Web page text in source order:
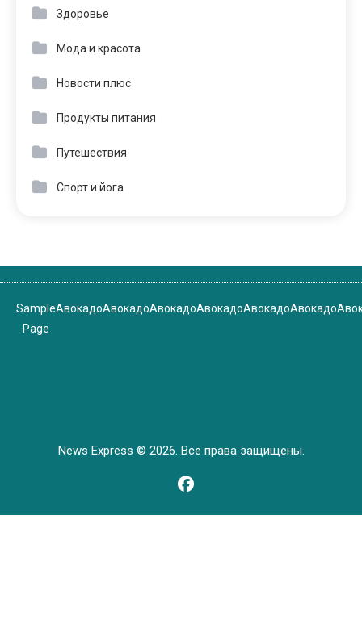
Здоровье
Мода и красота
Новости плюс
Продукты питания
Путешествия
Спорт и йога
Sample
Page
АвокадоАвокадоАвокадоАвокадоАвокадоАвокадо
News Express © 2026. Все права защищены.